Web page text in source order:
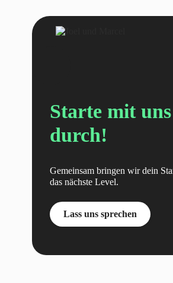
Starte mit uns
durch!
Gemeinsam bringen wir dein
das nächste Level.
Lass uns sprechen